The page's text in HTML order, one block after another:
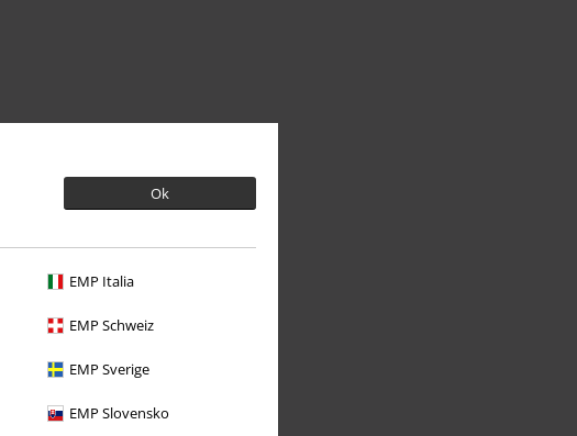
Ok
EMP Italia
EMP Schweiz
EMP Sverige
EMP Slovensko